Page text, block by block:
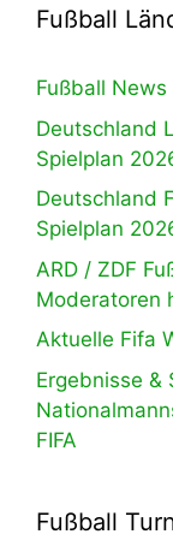
Fußball
Fußball
Deutschland
Spielplan
Deutschland
Spielplan
ARD / ZDF
Moderatoren
Aktuelle Fifa
Ergebnisse &
FIFA
Fußball